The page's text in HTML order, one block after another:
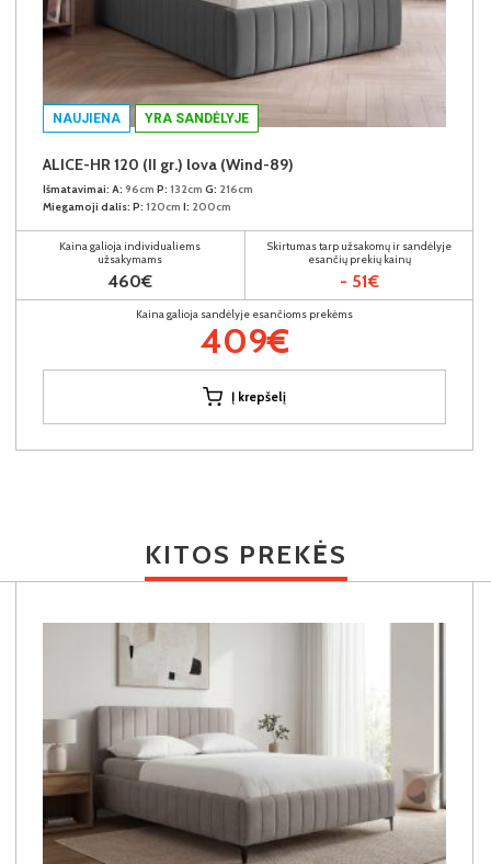
NAUJIENA YRA SANDĖLYJE
ALICE-HR 120 (II gr.) lova (Wind-89)
Išmatavimai: A: 96cm P: 132cm G: 216cm
Miegamoji dalis: P: 120cm I: 200cm
Kaina galioja individualiems
užsakymams
460€
Skirtumas tarp užsakomų ir sandėlyje
esančių prekių kainų
- 51€
Kaina galioja sandėlyje esančioms prekėms
409€
Į krepšelį
KITOS PREKĖS